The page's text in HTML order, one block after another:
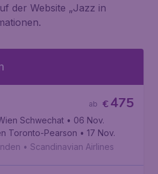
der Website „Jazz in
€475
ab
Schwechat • 06 Nov.
Toronto-Pearson • 17 Nov.
• Scandinavian Airlines